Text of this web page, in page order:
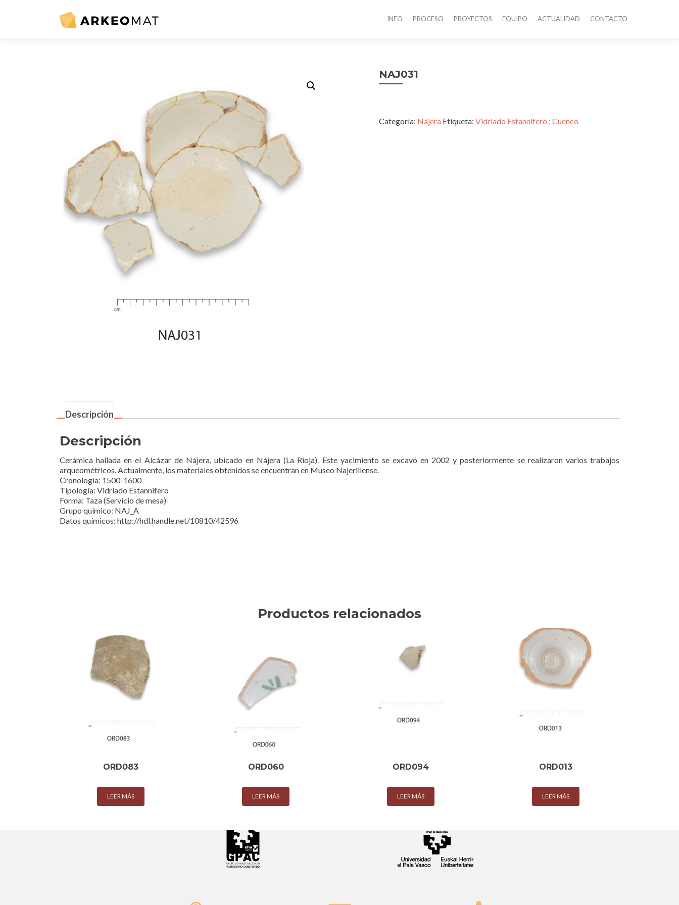
INFO PROCESO PROYECTOS EQUIPO ACTUALIDAD CONTACTO
NAJ031
Categoría: Nájera Etiqueta: Vidriado Estannifero ; Cuenco
Descripción
Descripción
Cerámica hallada en el Alcázar de Nájera, ubicado en Nájera (La Rioja). Este yacimiento se excavó en 2002 y posteriormente se realizaron varios trabajos
arqueométricos. Actualmente, los materiales obtenidos se encuentran en Museo Najerillense.
Cronología: 1500-1600
Tipología: Vidriado Estannifero
Forma: Taza (Servicio de mesa)
Grupo químico: NAJ_A
Datos químicos: http://hdl.handle.net/10810/42596
Productos relacionados
ORD083
LEER MÁS
ORD060
LEER MÁS
ORD094
LEER MÁS
ORD013
LEER MÁS